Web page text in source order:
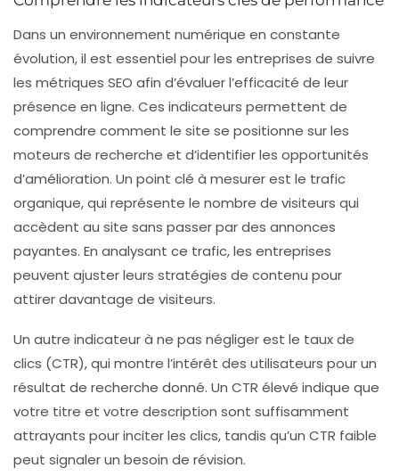
Dans un environnement numérique en constante
évolution, il est essentiel pour les entreprises de suivre
les métriques SEO afin d’évaluer l’efficacité de leur
présence en ligne. Ces indicateurs permettent de
comprendre comment le site se positionne sur les
moteurs de recherche et d’identifier les opportunités
d’amélioration. Un point clé à mesurer est le trafic
organique, qui représente le nombre de visiteurs qui
accèdent au site sans passer par des annonces
payantes. En analysant ce trafic, les entreprises
peuvent ajuster leurs stratégies de contenu pour
attirer davantage de visiteurs.
Un autre indicateur à ne pas négliger est le taux de
clics (CTR), qui montre l’intérêt des utilisateurs pour un
résultat de recherche donné. Un CTR élevé indique que
votre titre et votre description sont suffisamment
attrayants pour inciter les clics, tandis qu’un CTR faible
peut signaler un besoin de révision.